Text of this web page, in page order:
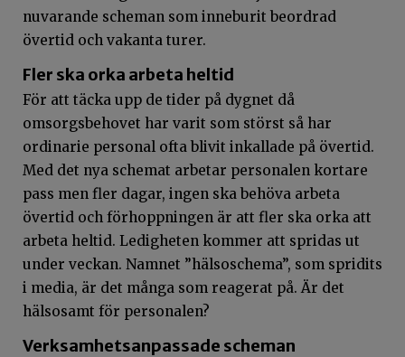
nuvarande scheman som inneburit beordrad
övertid och vakanta turer.
Fler ska orka arbeta heltid
För att täcka upp de tider på dygnet då
omsorgsbehovet har varit som störst så har
ordinarie personal ofta blivit inkallade på övertid.
Med det nya schemat arbetar personalen kortare
pass men fler dagar, ingen ska behöva arbeta
övertid och förhoppningen är att fler ska orka att
arbeta heltid. Ledigheten kommer att spridas ut
under veckan. Namnet ”hälsoschema”, som spridits
i media, är det många som reagerat på. Är det
hälsosamt för personalen?
Verksamhetsanpassade scheman